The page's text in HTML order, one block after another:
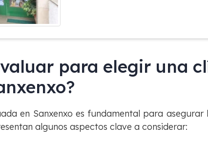
para elegir una
en Sanxenxo es fundamental para
algunos aspectos clave a considerar: